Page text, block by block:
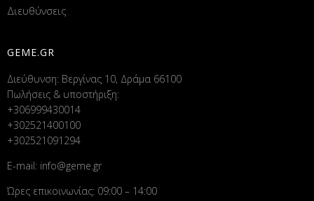
Διευθύνσεις
GEME.GR
Διεύθυνση: Βεργίνας 10, Δράμα 66100
Πωλήσεις & υποστήριξη:
+306999430014
+302521400100
+302521091294
E-mail: info@geme.gr
Ώρες επικοινωνίας: 09:00 – 14:00